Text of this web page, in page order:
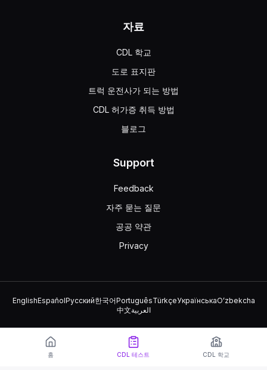
차량 가속과 관련된 설명 중 옳은 것을 고르십시오.
급가속은 차량 부품을 손상시킬 수 있습니다.
가속은 항상 연료 효율을 높입니다.
상업용 차량의 후진은 다음과 같습니다.
대형 트럭을 후진하는 것은 항상 위험합니다. 이 조작을 피하
배기 시스템이 손상되면 왜 위험합니까?
연료 소비가 크게 증가합니다.
유독 가스가 운전실이나 침실로 들어올 수 있습니다.
타이어가 펑크 날 수 있습니다.
트럭의 배기 시스템이 손상되면 유해 가스가 앉거나 자는 곳
사고 후 당국에 신고하는 절차에 대한 설명 중 옳은 것은 무엇
사고가 났을 경우, 차량에서 내리기 전에 휴대전화나 CB 무전
화물의 특성상 주 또는 연방 규정에 따라 정지가 의무적입니다.
건널목에 차단기, 경고 신호 또는 게이트가 없습니다.
자료
CDL 학교
도로 표지판
트럭 운전사가 되는 방법
CDL 허가증 취득 방법
블로그
Support
Feedback
자주 묻는 질문
공공 약관
Privacy
EnglishEspañolРусский한국어PortuguêsTürkçeУкраїнськаOʻzbekcha
中文العربية
© 2026 TruckDriver.help LLC
이 플랫폼은 회사 소유이며 정부 기관과 관련이 없습니다.
홈 CDL 테스트 CDL 학교